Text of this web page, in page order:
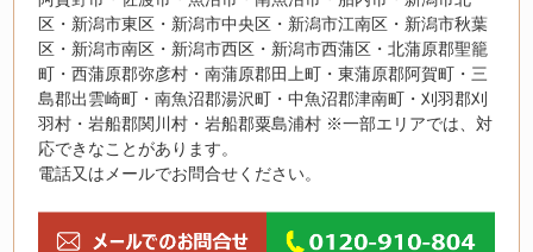
区・新潟市東区・新潟市中央区・新潟市江南区・新潟市秋葉
区・新潟市南区・新潟市西区・新潟市西蒲区・北蒲原郡聖籠
町・西蒲原郡弥彦村・南蒲原郡田上町・東蒲原郡阿賀町・三
島郡出雲崎町・南魚沼郡湯沢町・中魚沼郡津南町・刈羽郡刈
羽村・岩船郡関川村・岩船郡粟島浦村 ※一部エリアでは、対
応できなことがあります。
電話又はメールでお問合せください。